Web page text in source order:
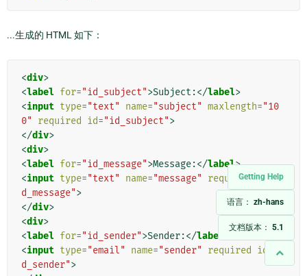
Getting Help
语言： zh-hans
文档版本： 5.1
...生成的 HTML 如下：
<div>
<label for="id_subject">Subject:</label>
<input type="text" name="subject" maxlength="10
0"
required id="id_subject">
</div>
<div>
<label for="id_message">Message:</label>
<input type="text" name="message" required id="i
d_message">
</div>
<div>
<label for="id_sender">Sender:</label
<input type="email" name="sender" required id
"i
d_sender">